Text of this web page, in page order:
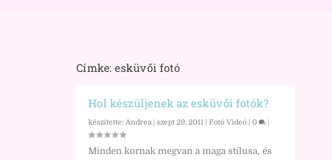
Címke: esküvői fotó
Hol készüljenek az esküvői fotók?
készítette: Andrea| szept 29, 2011| Fotó Videó| 0 |
Minden kornak megvan a maga stílusa, és